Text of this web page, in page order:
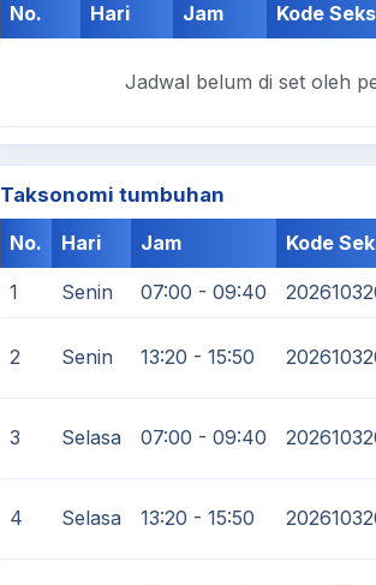
No.
Hari Jam Kode
Jadwal belum di set oleh
Taksonomi tumbuhan
No.
Hari Jam Kode
1 Senin 07:00 - 09:40
2 Senin 13:20 - 15:50
3 Selasa 07:00 - 09:40
4 Selasa 13:20 - 15:50